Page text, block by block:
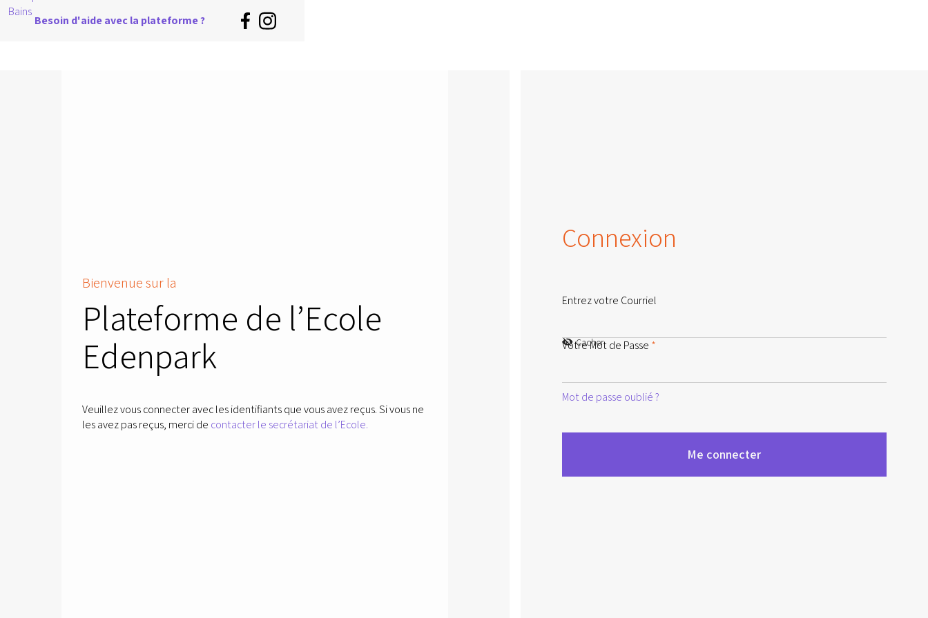
Besoin d'aide avec la plateforme ?
Bienvenue sur la
Plateforme de l’Ecole
Edenpark
Veuillez vous connecter avec les identifiants que vous avez reçus. Si vous ne
les avez pas reçus, merci de contacter le secrétariat de l’Ecole.
Connexion
Entrez votre Courriel
Votre Mot de Passe *
Cacher
Mot de passe oublié ?